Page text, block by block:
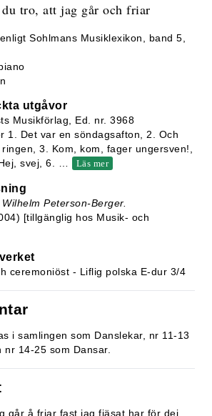
tro, att jag går och friar
Sohlmans Musiklexikon, band 5,
utgåvor
Musikförlag, Ed. nr. 3968
1. Det var en söndagsafton, 2. Och
3. Kom, kom, fager ungersven!,
svej, 6.
Läs mer
Wilhelm Peterson-Berger.
[tillgänglig hos Musik- och
ceremoniöst - Liflig polska E-dur 3/4
i samlingen som Danslekar, nr 11-13
14-25 som Dansar.
går å friar fast jag fjäsat har för dej.